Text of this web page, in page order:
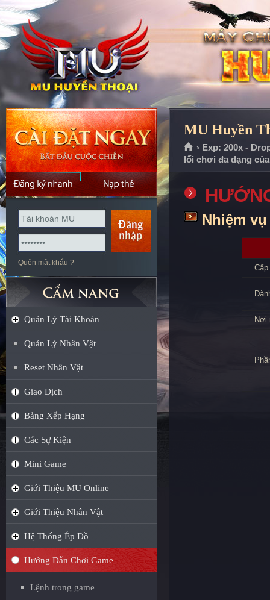
Quên mật khẩu ?
Quản Lý Tài Khoản
Quản Lý Nhân Vật
Reset Nhân Vật
Giao Dịch
Bảng Xếp Hạng
Các Sự Kiện
Mini Game
Giới Thiệu MU Online
Giới Thiệu Nhân Vật
Hệ Thống Ép Đồ
Hướng Dẫn Chơi Game
Lệnh trong game
MU Huyền
› Exp: 200x -
lối chơi đa dạng
Nhiệm
Nơi